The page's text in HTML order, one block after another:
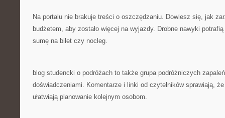
Na portalu nie brakuje treści o oszczędzaniu. Dowiesz się, jak
budżetem, aby zostało więcej na wyjazdy. Drobne nawyki
sumę na bilet czy nocleg.
blog studencki o podróżach to także grupa podróżniczych
doświadczeniami. Komentarze i linki od czytelników sprawiają,
ułatwiają planowanie kolejnym osobom.